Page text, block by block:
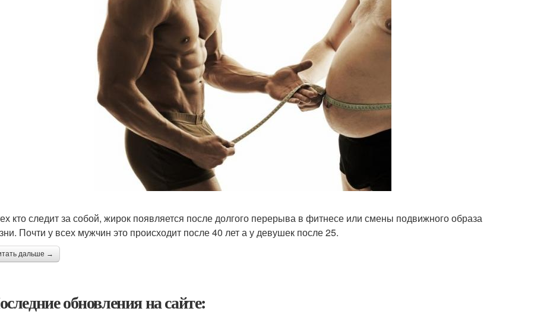
кто следит за собой, жирок появляется после долгого перерыва в фитнесе или смены подвижного образа
Почти у всех мужчин это происходит после 40 лет а у девушек после 25.
дальше →
обновления на сайте: